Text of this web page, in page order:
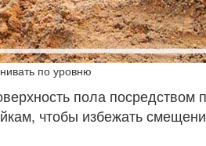
по уровню
пола посредством
чтобы избежать